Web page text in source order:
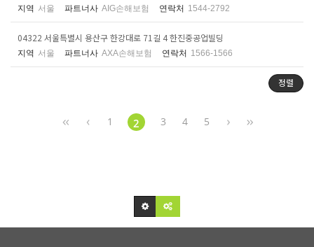
지역 서울 파트너사 AIG손해보험 연락처 1544-2792
04322 서울특별시 용산구 한강대로 71길 4 한진중공업빌딩
지역 서울 파트너사 AXA손해보험 연락처 1566-1566
정렬
1 2 3 4 5